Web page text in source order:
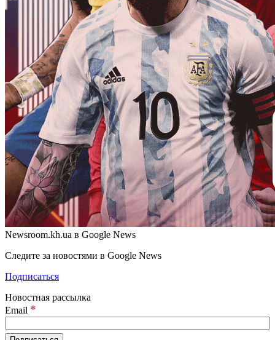
Newsroom.kh.ua в Google News
Следите за новостями в Google News
Подписаться
Новостная рассылка
Email *